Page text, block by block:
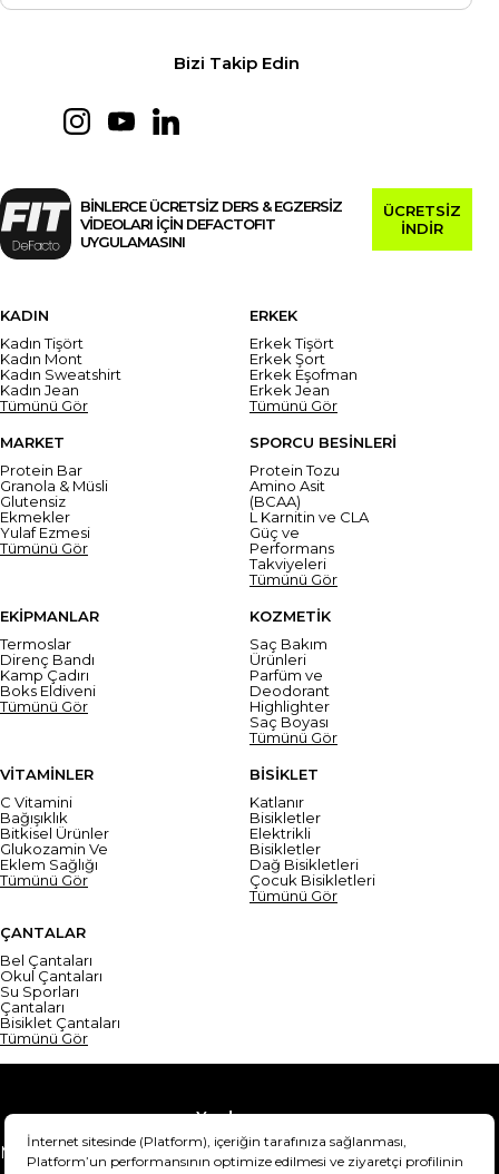
Bizi Takip Edin
BİNLERCE ÜCRETSİZ DERS & EGZERSİZ
VİDEOLARI İÇİN DEFACTOFIT
UYGULAMASINI
ÜCRETSİZ
İNDİR
KADIN
Kadın Tişört
Kadın Mont
Kadın Sweatshirt
Kadın Jean
Tümünü Gör
ERKEK
Erkek Tişört
Erkek Şort
Erkek Eşofman
Erkek Jean
Tümünü Gör
MARKET
Protein Bar
Granola & Müsli
Glutensiz
Ekmekler
Yulaf Ezmesi
Tümünü Gör
SPORCU BESİNLERİ
Protein Tozu
Amino Asit
(BCAA)
L Karnitin ve CLA
Güç ve
Performans
Takviyeleri
Tümünü Gör
EKİPMANLAR
Termoslar
Direnç Bandı
Kamp Çadırı
Boks Eldiveni
Tümünü Gör
KOZMETİK
Saç Bakım
Ürünleri
Parfüm ve
Deodorant
Highlighter
Saç Boyası
Tümünü Gör
VİTAMİNLER
C Vitamini
Bağışıklık
Bitkisel Ürünler
Glukozamin Ve
Eklem Sağlığı
Tümünü Gör
BİSİKLET
Katlanır
Bisikletler
Elektrikli
Bisikletler
Dağ Bisikletleri
Çocuk Bisikletleri
Tümünü Gör
ÇANTALAR
Bel Çantaları
Okul Çantaları
Su Sporları
Çantaları
Bisiklet Çantaları
Tümünü Gör
Yardım
Mesafeli Satış Sözleşmesi
Teslimat Bilgisi